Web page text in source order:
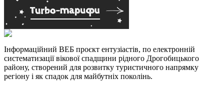
Інформаційний ВЕБ проєкт ентузіастів, по електронній
систематизації вікової спадщини рідного Дрогобицького
району, створений для розвитку туристичного напрямку
регіону і як спадок для майбутніх поколінь.